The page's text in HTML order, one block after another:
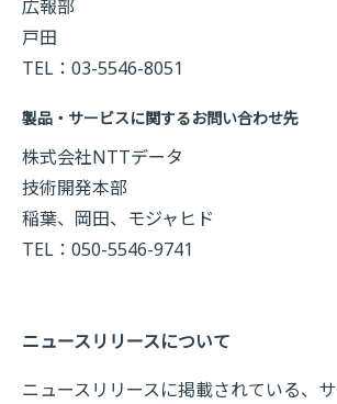
広報部
戸田
TEL：03-5546-8051
製品・サービスに関するお問い合わせ先
株式会社NTTデータ
技術開発本部
稲葉、岡田、モジャヒド
TEL：050-5546-9741
ニュースリリースについて
ニュースリリースに掲載されている、